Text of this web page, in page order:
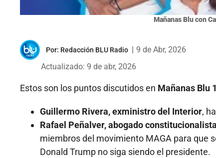
Mañanas Blu con
Por: Redacción BLU Radio
9 de Abr, 2026
Actualizado: 9 de abr, 2026
Estos son los puntos discutidos en Mañanas Blu
Guillermo Rivera, exministro del Interior,
Rafael Peñalver, abogado
miembros del movimiento MAGA para que
Donald Trump no siga siendo el presidente.